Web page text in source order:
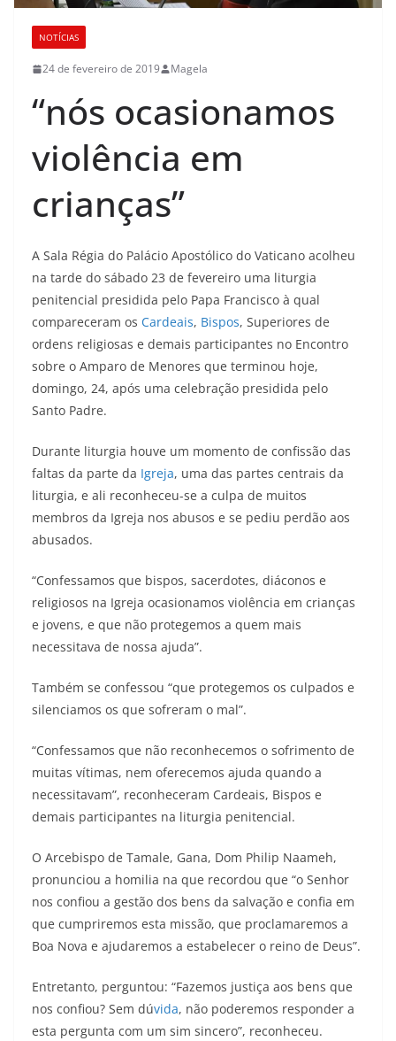
NOTÍCIAS
24 de fevereiro de 2019 Magela
“nós ocasionamos
violência em
crianças”
A Sala Régia do Palácio Apostólico do Vaticano acolheu
na tarde do sábado 23 de fevereiro uma liturgia
penitencial presidida pelo Papa Francisco à qual
compareceram os Cardeais, Bispos, Superiores de
ordens religiosas e demais participantes no Encontro
sobre o Amparo de Menores que terminou hoje,
domingo, 24, após uma celebração presidida pelo
Santo Padre.
Durante liturgia houve um momento de confissão das
faltas da parte da Igreja, uma das partes centrais da
liturgia, e ali reconheceu-se a culpa de muitos
membros da Igreja nos abusos e se pediu perdão aos
abusados.
“Confessamos que bispos, sacerdotes, diáconos e
religiosos na Igreja ocasionamos violência em crianças
e jovens, e que não protegemos a quem mais
necessitava de nossa ajuda”.
Também se confessou “que protegemos os culpados e
silenciamos os que sofreram o mal”.
“Confessamos que não reconhecemos o sofrimento de
muitas vítimas, nem oferecemos ajuda quando a
necessitavam”, reconheceram Cardeais, Bispos e
demais participantes na liturgia penitencial.
O Arcebispo de Tamale, Gana, Dom Philip Naameh,
pronunciou a homilia na que recordou que “o Senhor
nos confiou a gestão dos bens da salvação e confia em
que cumpriremos esta missão, que proclamaremos a
Boa Nova e ajudaremos a estabelecer o reino de Deus”.
Entretanto, perguntou: “Fazemos justiça aos bens que
nos confiou? Sem dúvida, não poderemos responder a
esta pergunta com um sim sincero”, reconheceu.